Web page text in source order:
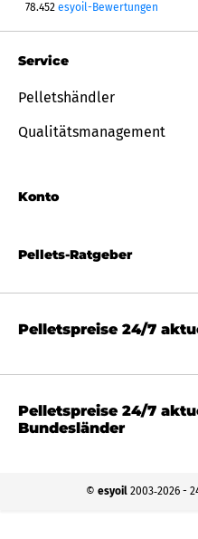
78.452 esyoil-Bewertungen
Pellets-Ratgeber
Service
Pelletshändler
Qualitätsmanagement
Konto
Pelletspreise 24/7
Pelletspreise 24/7
Bundesländer
© esyoil 2003‐2026 -